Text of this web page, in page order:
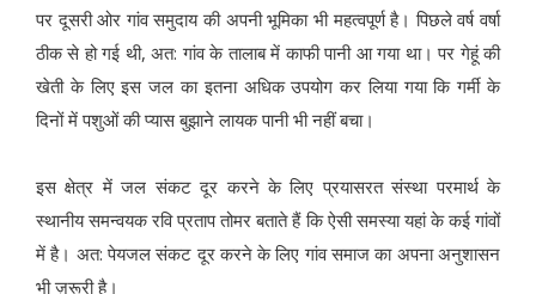
पर दूसरी ओर गांव समुदाय की अपनी भूमिका भी महत्वपूर्ण है। पिछले वर्ष वर्षा
ठीक से हो गई थी, अत: गांव के तालाब में काफी पानी आ गया था। पर गेहूं की
खेती के लिए इस जल का इतना अधिक उपयोग कर लिया गया कि गर्मी के
दिनों में पशुओं की प्यास बुझाने लायक पानी भी नहीं बचा।
इस क्षेत्र में जल संकट दूर करने के लिए प्रयासरत संस्था परमार्थ के
स्थानीय समन्वयक रवि प्रताप तोमर बताते हैं कि ऐसी समस्या यहां के कई गांवों
में है। अत: पेयजल संकट दूर करने के लिए गांव समाज का अपना अनुशासन
भी ज़रूरी है।